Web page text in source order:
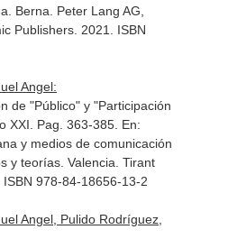
. Berna. Peter Lang AG,
Publishers. 2021. ISBN
Angel:
de "Público" y "Participación
XXI. Pag. 363-385. En:
y medios de comunicación
y teorías. Valencia. Tirant
978-84-18656-13-2
Angel, Pulido Rodríguez,